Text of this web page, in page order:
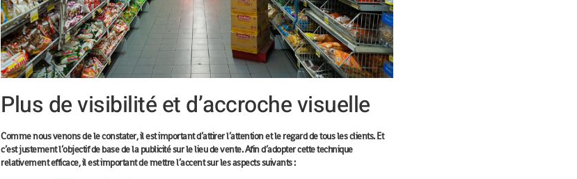
Plus de visibilité et d’accroche visuelle
Comme nous venons de le constater, il est important d’attirer l’attentionet le regard de tous les clients. Et
c’est justement l’objectif de base de la publicité sur le lieu de vente. Afin d’adopter cette technique
relativement efficace, il est important de mettre l’accent sur les aspects suivants :